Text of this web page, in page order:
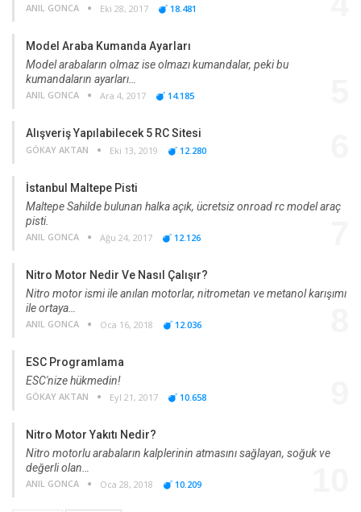
ANIL GONCA Eki 28, 2017 18.481
Model Araba Kumanda Ayarları
Model arabaların olmaz ise olmazı kumandalar, peki bu
kumandaların ayarları…
ANIL GONCA Ara 4, 2017 14.185
Alışveriş Yapılabilecek 5 RC Sitesi
GÖKAY AKTAN Eki 13, 2019 12.280
İstanbul Maltepe Pisti
Maltepe Sahilde bulunan halka açık, ücretsiz onroad rc model araç
pisti.
ANIL GONCA Ağu 24, 2017 12.126
Nitro Motor Nedir Ve Nasıl Çalışır?
Nitro motor ismi ile anılan motorlar, nitrometan ve metanol karışımı
ile ortaya…
ANIL GONCA Oca 16, 2018 12.036
ESC Programlama
ESC'nize hükmedin!
GÖKAY AKTAN Eyl 21, 2017 10.658
Nitro Motor Yakıtı Nedir?
Nitro motorlu arabaların kalplerinin atmasını sağlayan, soğuk ve
değerli olan…
ANIL GONCA Oca 28, 2018 10.209